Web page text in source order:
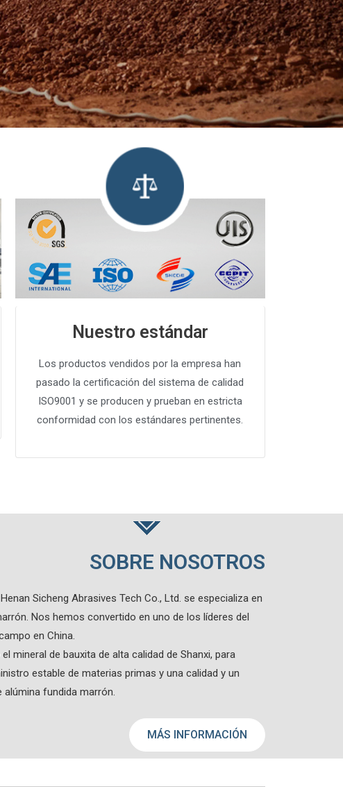
y Henan Sicheng le
Nuestro estándar
Los productos vendidos por la empresa han
pasado la certificación del sistema de calidad
ISO9001 y se producen y prueban en estricta
conformidad con los estándares pertinentes.
SOBRE NOSOTROS
Sicheng Abrasives Tech Co., Ltd. se especializa en
Nos hemos convertido en uno de los líderes del
en China.
mineral de bauxita de alta calidad de Shanxi, para
estable de materias primas y una calidad y un
alúmina fundida marrón.
MÁS INFORMACIÓN